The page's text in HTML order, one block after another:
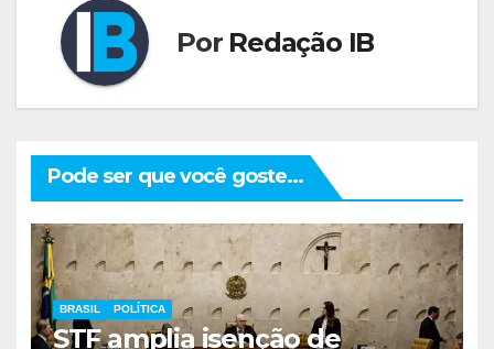
Por Redação IB
Pode ser que você goste...
BRASIL POLÍTICA
STF amplia isenção de